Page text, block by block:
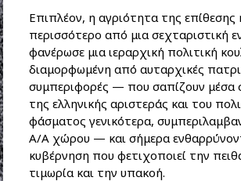
Επιπλέον, η αγριότητα της επίθεσης
περισσότερο από μια σεχταριστική
φανέρωσε μια ιεραρχική πολιτική
διαμορφωμένη από αυταρχικές
συμπεριφορές — που σαπίζουν μέσα
της ελληνικής αριστεράς και του
φάσματος γενικότερα,
Α/Α χώρου — και σήμερα
κυβέρνηση που φετιχοποιεί την
τιμωρία και την υπακοή.